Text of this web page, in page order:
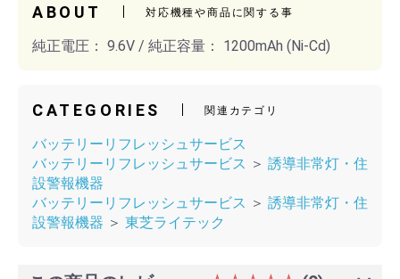
ABOUT 対応機種や商品に関する事
純正電圧： 9.6V / 純正容量： 1200mAh (Ni-Cd)
CATEGORIES 関連カテゴリ
バッテリーリフレッシュサービス
バッテリーリフレッシュサービス ＞ 誘導非常灯・住
設警報機器
バッテリーリフレッシュサービス ＞ 誘導非常灯・住
設警報機器 ＞ 東芝ライテック